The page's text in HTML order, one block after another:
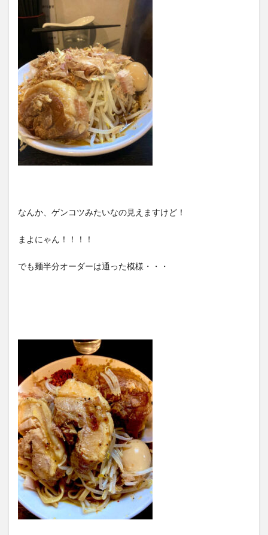
なんか、ゲンコツみたいなの見えますけど！
まよにゃん！！！！
でも麺半分オーダーは通った模様・・・